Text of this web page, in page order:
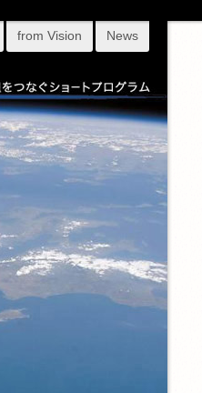
from Vision News